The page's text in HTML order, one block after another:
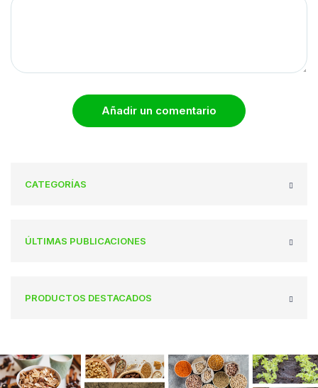
Añadir un comentario
CATEGORÍAS
ÚLTIMAS PUBLICACIONES
PRODUCTOS DESTACADOS